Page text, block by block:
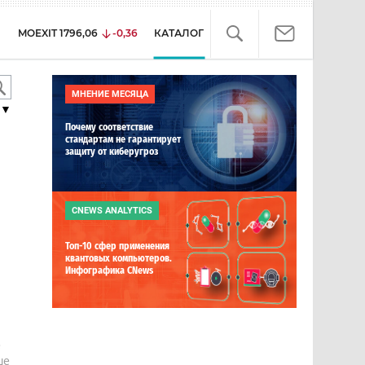
MOEXIT 1796,06 -0,36 КАТАЛОГ
▼
МНЕНИЕ МЕСЯЦА
Почему соответствие
стандартам не гарантирует
защиту от киберугроз
CNEWS ANALYTICS
Топ-10 сфер применения
квантовых компьютеров.
Инфографика CNews